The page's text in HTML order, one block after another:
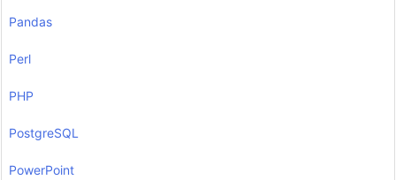
Pandas
Perl
PHP
PostgreSQL
PowerPoint